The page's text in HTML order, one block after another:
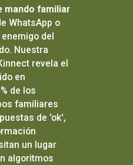
mando familiar
WhatsApp o
del
Nuestra
revela el
en
de los
familiares
de 'ok',
un lugar
algoritmos